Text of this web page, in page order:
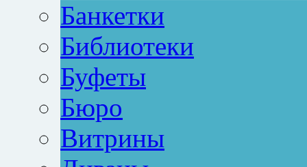
Банкетки
Библиотеки
Буфеты
Бюро
Витрины